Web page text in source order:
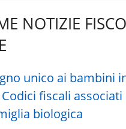
NOTIZIE